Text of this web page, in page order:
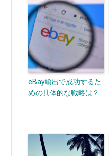
eBay輸出で成功するた
めの具体的な戦略は？